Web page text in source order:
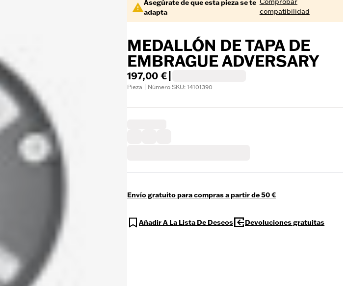
Asegúrate de que esta pieza se te
adapta
compatibilidad
MEDALLÓN DE TAPA DE
EMBRAGUE ADVERSARY
197,00 €
Pieza | Número SKU: 14101390
Envío gratuito para compras a partir de 50 €
Añadir A La Lista De Deseos Devoluciones gratuitas